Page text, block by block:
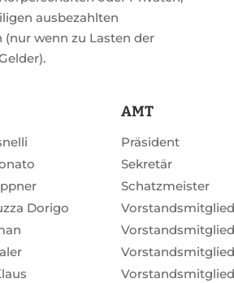
ausbezahlten
(nur wenn zu Lasten der
AMT
Präsident
Sekretär
Schatzmeister
Dorigo
Vorstandsmitglied
Vorstandsmitglied
Vorstandsmitglied
Vorstandsmitglied